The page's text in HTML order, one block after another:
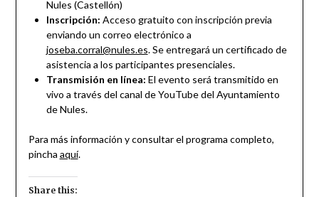
Nules (Castellón)
Inscripción: Acceso gratuito con inscripción previa
enviando un correo electrónico a
joseba.corral@nules.es. Se entregará un certificado de
asistencia a los participantes presenciales.
Transmisión en línea: El evento será transmitido en
vivo a través del canal de YouTube del Ayuntamiento
de Nules.
Para más información y consultar el programa completo,
pincha aquí.
Share this: